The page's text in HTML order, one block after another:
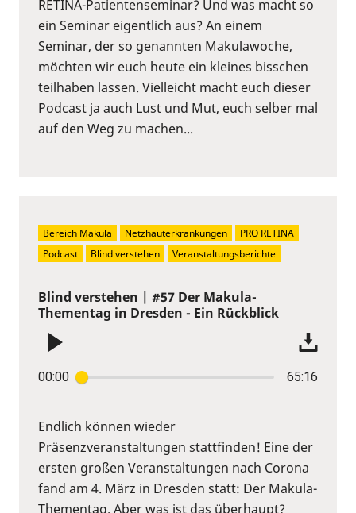
RETINA-Patientenseminar? Und was macht so
ein Seminar eigentlich aus? An einem
Seminar, der so genannten Makulawoche,
möchten wir euch heute ein kleines bisschen
teilhaben lassen. Vielleicht macht euch dieser
Podcast ja auch Lust und Mut, euch selber mal
auf den Weg zu machen...
Blind verstehen | #57 Der Makula-
Thementag in Dresden - Ein Rückblick
00:00 65:16
Endlich können wieder
Präsenzveranstaltungen stattfinden! Eine der
ersten großen Veranstaltungen nach Corona
fand am 4. März in Dresden statt: Der Makula-
Thementag. Aber was ist das überhaupt?
Bereich Makula Netzhauterkrankungen
PRO RETINA
Podcast
Blind verstehen Veranstaltungsberichte